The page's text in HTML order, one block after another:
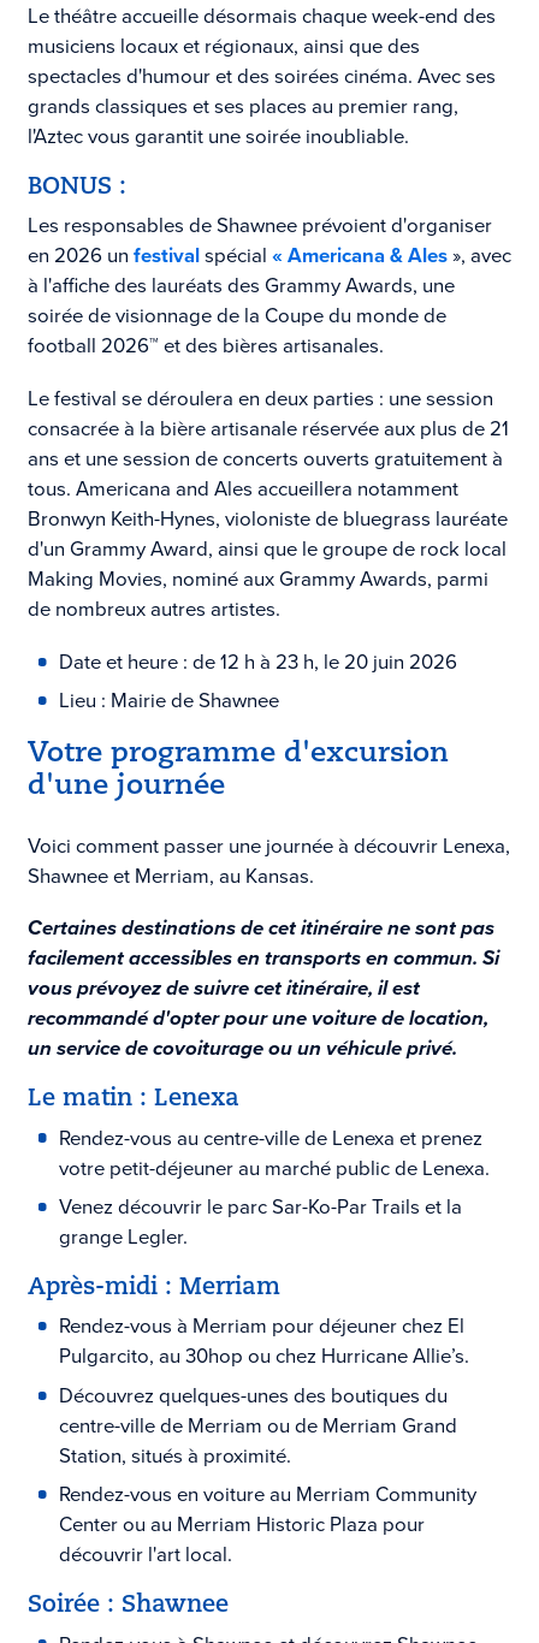
Le théâtre accueille désormais chaque week-end des
musiciens locaux et régionaux, ainsi que des
spectacles d'humour et des soirées cinéma. Avec ses
grands classiques et ses places au premier rang,
l'Aztec vous garantit une soirée inoubliable.
BONUS :
Les responsables de Shawnee prévoient d'organiser
en 2026 un festivalspécial « Americana & Ales», avec
à l'affiche des lauréats des Grammy Awards, une
soirée de visionnage de la Coupe du monde de
football 2026™ et des bières artisanales.
Le festival se déroulera en deux parties : une session
consacrée à la bière artisanale réservée aux plus de 21
ans et une session de concerts ouverts gratuitement à
tous. Americana and Ales accueillera notamment
Bronwyn Keith-Hynes, violoniste de bluegrass lauréate
d'un Grammy Award, ainsi que le groupe de rock local
Making Movies, nominé aux Grammy Awards, parmi
de nombreux autres artistes.
Date et heure : de 12 h à 23 h, le 20 juin 2026
Lieu : Mairie de Shawnee
Votre programme d'excursion
d'une journée
Voici comment passer une journée à découvrir Lenexa,
Shawnee et Merriam, au Kansas.
Certaines destinations de cet itinéraire ne sont pas
facilement accessibles en transports en commun. Si
vous prévoyez de suivre cet itinéraire, il est
recommandé d'opter pour une voiture de location,
un service de covoiturage ou un véhicule privé.
Le matin : Lenexa
Rendez-vous au centre-ville de Lenexa et prenez
votre petit-déjeuner au marché public de Lenexa.
Venez découvrir le parc Sar-Ko-Par Trails et la
grange Legler.
Après-midi : Merriam
Rendez-vous à Merriam pour déjeuner chez El
Pulgarcito, au 30hop ou chez Hurricane Allie’s.
Découvrez quelques-unes des boutiques du
centre-ville de Merriam ou de Merriam Grand
Station, situés à proximité.
Rendez-vous en voiture au Merriam Community
Center ou au Merriam Historic Plaza pour
découvrir l'art local.
Soirée : Shawnee